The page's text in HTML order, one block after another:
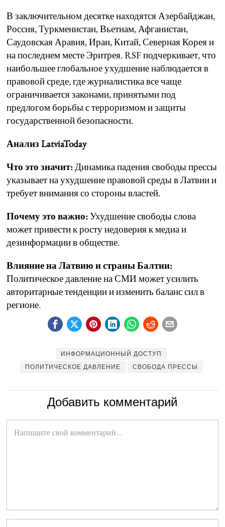
В заключительном десятке находятся Азербайджан,
Россия, Туркменистан, Вьетнам, Афганистан,
Саудовская Аравия, Иран, Китай, Северная Корея и
на последнем месте Эритрея. RSF подчеркивает, что
наибольшее глобальное ухудшение наблюдается в
правовой среде, где журналистика все чаще
ограничивается законами, принятыми под
предлогом борьбы с терроризмом и защиты
государственной безопасности.
Анализ LatviaToday
Что это значит:Динамика падения свободы прессы
указывает на ухудшение правовой среды в Латвии и
требует внимания со стороны властей.
Почему это важно:Ухудшение свободы слова
может привести к росту недоверия к медиа и
дезинформации в обществе.
Влияние на Латвию и страны Балтии:
Политическое давление на СМИ может усилить
авторитарные тенденции и изменить баланс сил в
регионе.
ИНФОРМАЦИОННЫЙ ДОСТУП
ПОЛИТИЧЕСКОЕ ДАВЛЕНИЕ
СВОБОДА ПРЕССЫ
Добавить комментарий